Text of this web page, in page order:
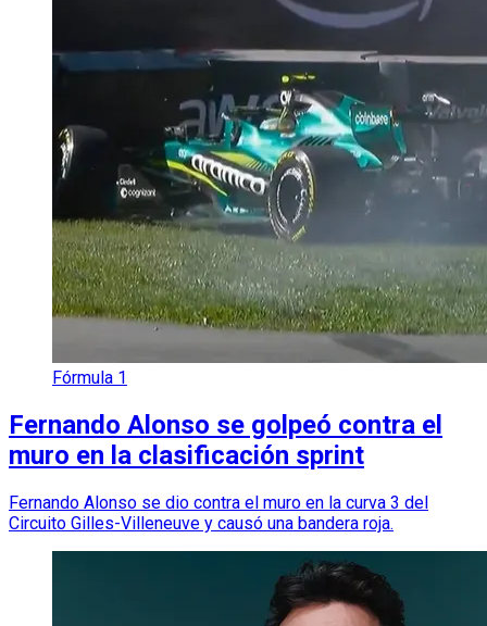
Fórmula 1
Fernando Alonso se golpeó contra el
muro en la clasificación sprint
Fernando Alonso se dio contra el muro en la curva 3 del
Circuito Gilles-Villeneuve y causó una bandera roja.